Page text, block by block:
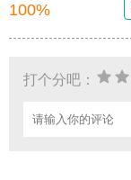
100%
打个分吧：